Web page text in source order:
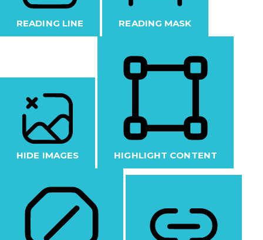
READING LINE READING MASK
HIDE IMAGES HIGHLIGHT CONTENT